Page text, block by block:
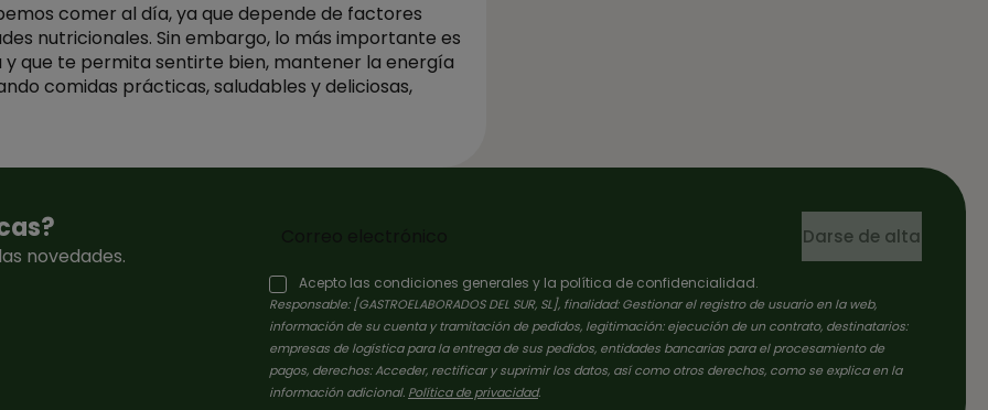
comer al día, ya que depende de factores
nutricionales. Sin embargo, lo más importante es
que te permita sentirte bien, mantener la energía
comidas prácticas, saludables y deliciosas,
novedades.
Darse de alta
Acepto las condiciones generales y la política de confidencialidad.
Responsable: [GASTROELABORADOS DEL SUR, SL], finalidad: Gestionar el registro de usuario en la web,
información de su cuenta y tramitación de pedidos, legitimación: ejecución de un contrato, destinatarios:
empresas de logística para la entrega de sus pedidos, entidades bancarias para el procesamiento de
pagos, derechos: Acceder, rectificar y suprimir los datos, así como otros derechos, como se explica en la
información adicional. Política de privacidad.